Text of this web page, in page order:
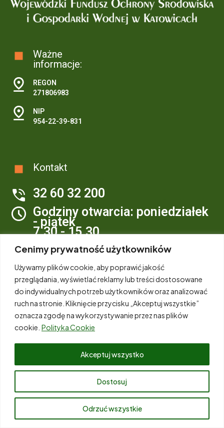
Cenimy prywatność użytkowników
Używamy plików cookie, aby poprawić jakość
przeglądania, wyświetlać reklamy lub treści dostosowane
do indywidualnych potrzeb użytkowników oraz analizować
ruch na stronie. Kliknięcie przycisku „Akceptuj wszystkie”
oznacza zgodę na wykorzystywanie przez nas plików
cookie. Polityka Cookie
Dostosuj
Odrzuć wszystkie
Akceptuj wszystko
Ważne
informacje:
REGON
271806983
NIP
954-22-39-831
Kontakt
32 60 32 200
Godziny otwarcia: poniedziałek
- piątek
7.30 - 15.30
ul. Plebiscytowa 19
40-035 Katowice
Email
biuro@wfosigw.katowice.pl
AE: PL-37193-